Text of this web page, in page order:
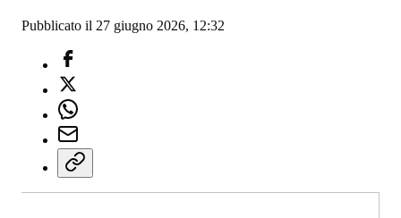
Pubblicato il 27 giugno 2026, 12:32